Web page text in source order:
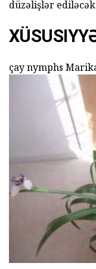
düzəlişlər
çay nymphs